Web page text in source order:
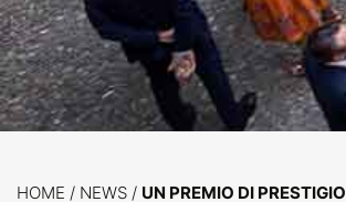
HOME / NEWS / UN PREMIO DI PRESTIGIO